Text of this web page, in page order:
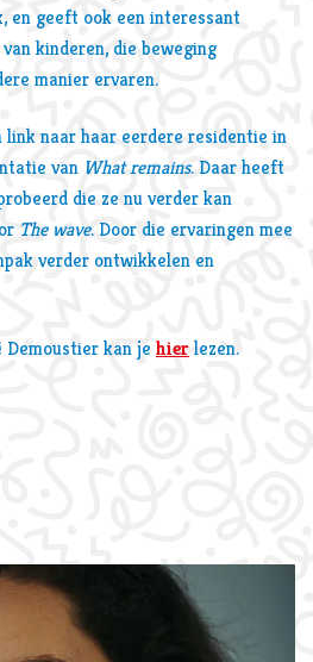
en geeft ook een interessant
kinderen, die beweging
manier ervaren.
link naar haar eerdere residentie in
van What remains. Daar heeft
die ze nu verder kan
The wave. Door die ervaringen mee
verder ontwikkelen en
kan je hier lezen.